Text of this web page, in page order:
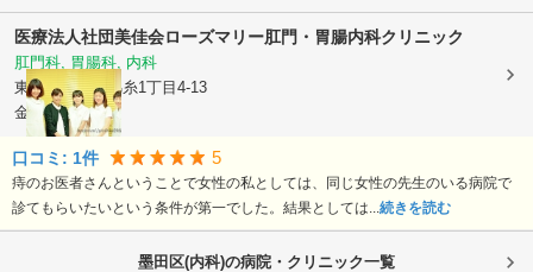
医療法人社団美佳会ローズマリー肛門・胃腸内科クリニック
肛門科, 胃腸科, 内科
東京都墨田区錦糸1丁目4-13
金友堂ビル3F
口コミ: 1件 5
痔のお医者さんということで女性の私としては、同じ女性の先生のいる病院で
診てもらいたいという条件が第一でした。結果としては... 続きを読む
墨田区(内科)の病院・クリニック一覧